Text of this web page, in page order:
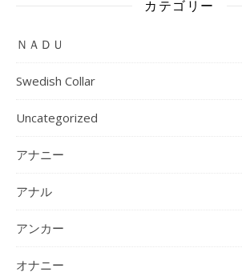
カテゴリー
ＮＡＤＵ
Swedish Collar
Uncategorized
アナニー
アナル
アンカー
オナニー